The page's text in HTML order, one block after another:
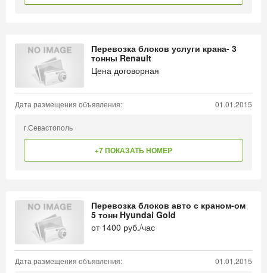
Перевозка блоков услуги крана- 3
тонны Renault
Цена договорная
Дата размещения объявления: 01.01.2015
г.Севастополь
+7 ПОКАЗАТЬ НОМЕР
Перевозка блоков авто с краном-ом
5 тонн Hyundai Gold
от 1400 руб./час
Дата размещения объявления: 01.01.2015